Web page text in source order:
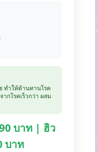
ทำให้ต้านทานโรค
กโรคเร็วกว่า ผสม
บาท | ฮิว
บาท